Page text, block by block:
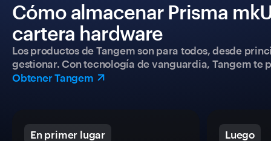
Cómo almacenar Prisma
cartera hardware
Los productos de Tangem son para todos, desde
gestionar. Con tecnología de vanguardia, Tangem
Obtener Tangem
En primer lugar Luego